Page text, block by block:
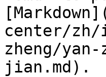
center/
zheng/
jian.md).